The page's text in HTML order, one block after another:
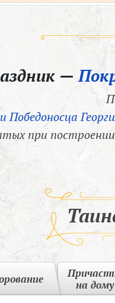
—
Победоносца
при
на дому